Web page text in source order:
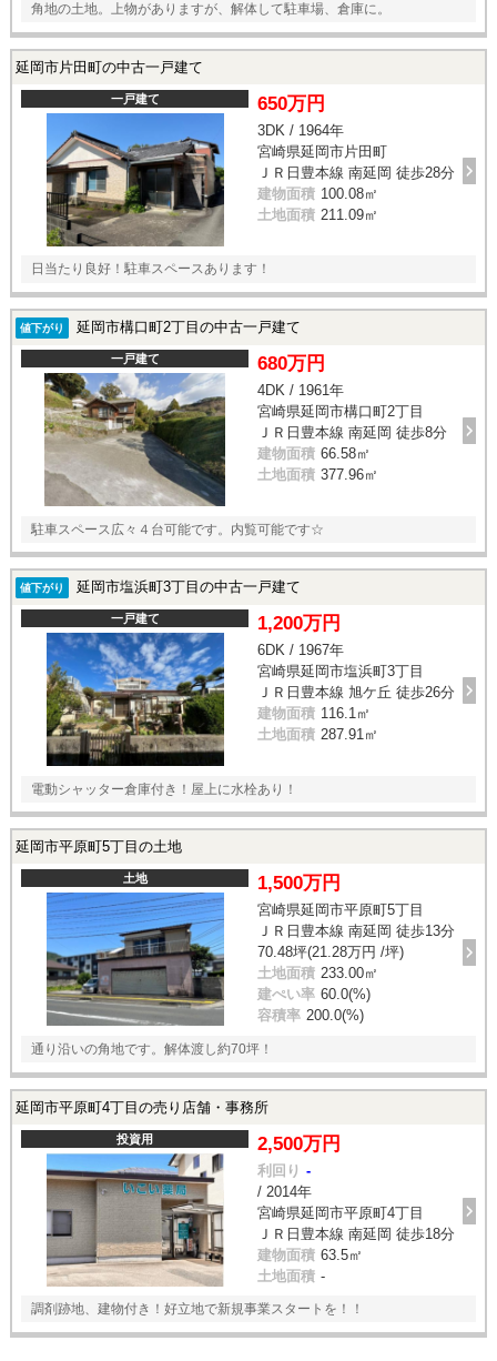
角地の土地。上物がありますが、解体して駐車場、倉庫に。
延岡市片田町の中古一戸建て
一戸建て 650万円
3DK / 1964年
宮崎県延岡市片田町
ＪＲ日豊本線 南延岡 徒歩28分
建物面積 100.08㎡
土地面積 211.09㎡
日当たり良好！駐車スペースあります！
値下がり 延岡市構口町2丁目の中古一戸建て
一戸建て 680万円
4DK / 1961年
宮崎県延岡市構口町2丁目
ＪＲ日豊本線 南延岡 徒歩8分
建物面積 66.58㎡
土地面積 377.96㎡
駐車スペース広々４台可能です。内覧可能です☆
値下がり 延岡市塩浜町3丁目の中古一戸建て
一戸建て 1,200万円
6DK / 1967年
宮崎県延岡市塩浜町3丁目
ＪＲ日豊本線 旭ケ丘 徒歩26分
建物面積 116.1㎡
土地面積 287.91㎡
電動シャッター倉庫付き！屋上に水栓あり！
延岡市平原町5丁目の土地
土地 1,500万円
宮崎県延岡市平原町5丁目
ＪＲ日豊本線 南延岡 徒歩13分
70.48坪(21.28万円 /坪)
土地面積 233.00㎡
建ぺい率 60.0(%)
容積率 200.0(%)
通り沿いの角地です。解体渡し約70坪！
延岡市平原町4丁目の売り店舗・事務所
投資用 2,500万円
利回り -
/ 2014年
宮崎県延岡市平原町4丁目
ＪＲ日豊本線 南延岡 徒歩18分
建物面積 63.5㎡
土地面積 -
調剤跡地、建物付き！好立地で新規事業スタートを！！